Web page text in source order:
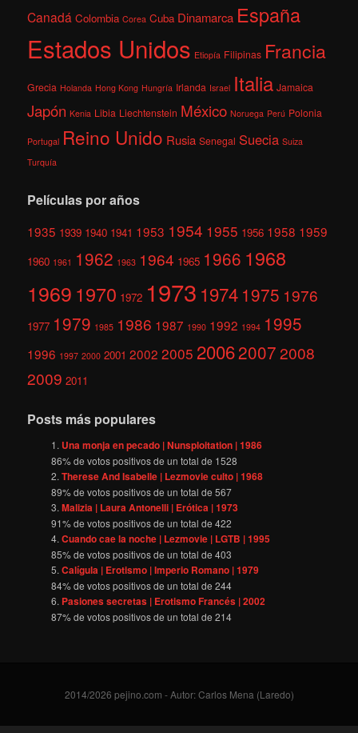
Canadá Colombia Corea Cuba Dinamarca España
Estados Unidos Etiopía Filipinas Francia
Grecia Holanda Hong Kong Hungría Irlanda Israel Italia Jamaica
Japón Kenia Libia Liechtenstein México Noruega Perú Polonia
Portugal Reino Unido Rusia Senegal Suecia Suiza
Turquía
Películas por años
1935 1939 1940 1941 1953 1954 1955 1956 1958 1959
1960 1961 1962 1963 1964 1965 1966 1968
1969 1970 1972 1973 1974 1975 1976
1977 1979 1985 1986 1987 1990 1992 1994 1995
1996 1997 2000 2001 2002 2005 200620072008
2009 2011
Posts más populares
Una monja en pecado | Nunsploitation | 1986
86% de votos positivos de un total de 1528
Therese And Isabelle | Lezmovie culto | 1968
89% de votos positivos de un total de567
Malizia | Laura Antonelli | Erótica | 1973
91% de votos positivos de un total de422
Cuando cae la noche | Lezmovie | LGTB | 1995
85% de votos positivos de un total de403
Calígula | Erotismo | Imperio Romano | 1979
84% de votos positivos de un total de244
Pasiones secretas | Erotismo Francés | 2002
87% de votos positivos de un total de214
2014/2026 pejino.com - Autor: Carlos Mena (Laredo)